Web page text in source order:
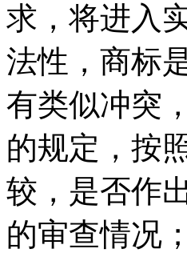
求，将进入
法性，商标
有类似冲突
的规定，按
较，是否作
的审查情况